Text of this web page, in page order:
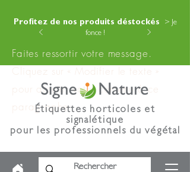
Profitez de nos produits déstockés
> Je
fonce !
Faites ressortir votre message.
Cliquez sur « Modifier le texte »
pour ajouter votre contenu à ce
paragraphe.
Étiquettes horticoles et
signalétique
pour les professionnels du végétal